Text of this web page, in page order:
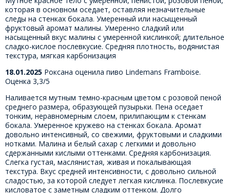
которая в основном оседает, оставляя незначительные
следы на стенках бокала. Умеренный или насыщенный
фруктовый аромат малины. Умеренно сладкий или
насыщенный вкус малины с умеренной кислинкой; длительное
сладко-кислое послевкусие. Средняя плотность, водянистая
текстура, мягкая карбонизация
18.01.2025 Роксана оценила пиво Lindemans Framboise.
Оценка 3,3/5
Наливается мутным темно-красным цветом с розовой пеной
среднего размера, образующей пузырьки. Пена оседает
тонким, неравномерным слоем, прилипающим к стенкам
бокала. Умеренное кружево на стенках бокала. Аромат
довольно интенсивный, со свежими, фруктовыми и сладкими
нотками. Малина и белый сахар с легкими и довольно
сдержанными кислыми оттенками. Средняя карбонизация.
Слегка густая, маслянистая, живая и покалывающая
текстура. Вкус средней интенсивности, с довольно сильной
сладостью, за которой следует легкая кислинка. Послевкусие
кисловатое с заметным сладким оттенком. Долго